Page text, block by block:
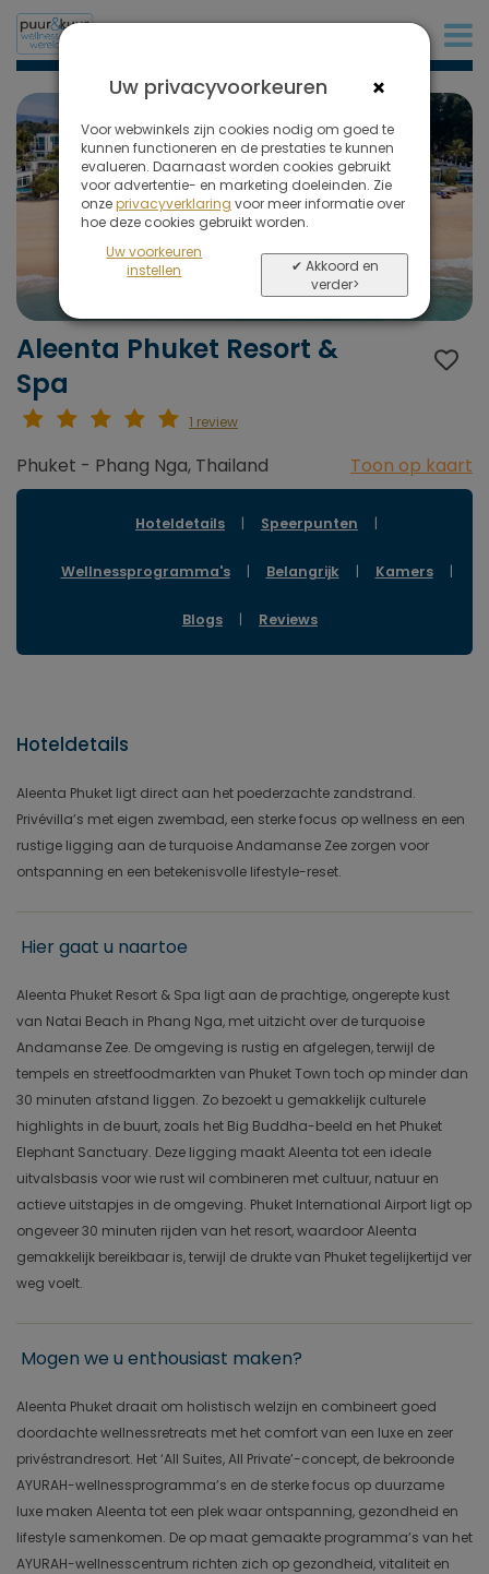
Aleenta Phuket Resort &
Spa
1 review
Phuket - Phang Nga, Thailand Toon op kaart
Hoteldetails | Speerpunten |
Wellnessprogramma's | Belangrijk | Kamers |
Blogs | Reviews
Hoteldetails
Aleenta Phuket ligt direct aan het poederzachte zandstrand.
Privévilla’s met eigen zwembad, een sterke focus op wellness en een
rustige ligging aan de turquoise Andamanse Zee zorgen voor
ontspanning en een betekenisvolle lifestyle-reset.
Hier gaat u naartoe
Aleenta Phuket Resort & Spa ligt aan de prachtige, ongerepte kust
van Natai Beach in Phang Nga, met uitzicht over de turquoise
Andamanse Zee. De omgeving is rustig en afgelegen, terwijl de
tempels en streetfoodmarkten van Phuket Town toch op minder dan
30 minuten afstand liggen. Zo bezoekt u gemakkelijk culturele
highlights in de buurt, zoals het Big Buddha-beeld en het Phuket
Elephant Sanctuary. Deze ligging maakt Aleenta tot een ideale
uitvalsbasis voor wie rust wil combineren met cultuur, natuur en
actieve uitstapjes in de omgeving. Phuket International Airport ligt op
ongeveer 30 minuten rijden van het resort, waardoor Aleenta
gemakkelijk bereikbaar is, terwijl de drukte van Phuket tegelijkertijd ver
weg voelt.
Mogen we u enthousiast maken?
Aleenta Phuket draait om holistisch welzijn en combineert goed
doordachte wellnessretreats met het comfort van een luxe en zeer
privéstrandresort. Het ‘All Suites, All Private’-concept, de bekroonde
AYURAH-wellnessprogramma’s en de sterke focus op duurzame
luxe maken Aleenta tot een plek waar ontspanning, gezondheid en
lifestyle samenkomen. De op maat gemaakte programma’s van het
AYURAH-wellnesscentrum richten zich op gezondheid, vitaliteit en
×
Uw privacyvoorkeuren
Voor webwinkels zijn cookies nodig om goed te
kunnen functioneren en de prestaties te kunnen
evalueren. Daarnaast worden cookies gebruikt
voor advertentie- en marketing doeleinden. Zie
onzeprivacyverklaring voor meer informatie over
hoe deze cookies gebruikt worden.
Uw voorkeuren
instellen
✔ Akkoord en
verder>